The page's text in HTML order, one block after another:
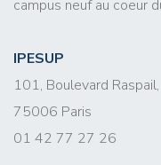
campus neuf au coeur
IPESUP
101, Boulevard Raspail,
75006 Paris
01 42 77 27 26